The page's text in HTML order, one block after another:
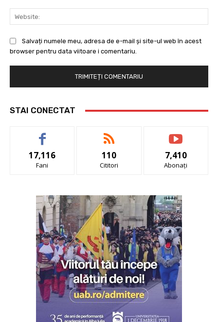
Salvați numele meu, adresa de e-mail și site-ul web în acest
browser pentru data viitoare i comentariu.
STAI CONECTAT
17,116
Fani
110
Cititori
7,410
Abonați